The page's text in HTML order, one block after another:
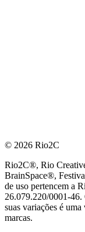
© 2026 Rio2C
Rio2C®, Rio
BrainSpace®,
de uso pertencem a
26.079.220/0001-46.
suas variações é
marcas.